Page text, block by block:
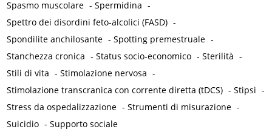
Spasmo muscolare -Spermidina -
Spettro dei disordini feto-alcolici (FASD) -
Spondilite anchilosante -Spotting premestruale -
Stanchezza cronica -Status socio-economico -Sterilità -
Stili di vita -Stimolazione nervosa -
Stimolazione transcranica con corrente diretta (tDCS) -Stipsi -
Stress da ospedalizzazione -Strumenti di misurazione -
Suicidio -Supporto sociale